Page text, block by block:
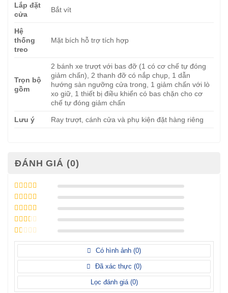
Lắp đặt
cửa
Bắt vít
Hệ
thống
treo
Mặt bích hỗ trợ tích hợp
Trọn bộ
gồm
2 bánh xe trượt với bas đỡ (1 có cơ chế tự đóng
giảm chấn), 2 thanh đỡ có nắp chụp, 1 dẫn
hướng sàn ngưỡng cửa trong, 1 giảm chấn với lò
xo giữ, 1 thiết bị điều khiển có bas chặn cho cơ
chế tự đóng giảm chấn
Lưu ý Ray trượt, cánh cửa và phụ kiện đặt hàng riêng
ĐÁNH GIÁ (0)
Được xếp
hạng55 sao
Được xếp
hạng45
sao
Được
xếp
hạng3
5 sao
Được
hạng
sao
Được
hạng
1
sao
Có hình ảnh (0)
Đã xác thực (0)
Lọc đánh giá (0)